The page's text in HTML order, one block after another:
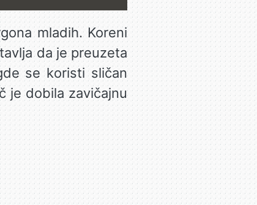
mladih. Koreni
da je preuzeta
se koristi sličan
je dobila zavičajnu